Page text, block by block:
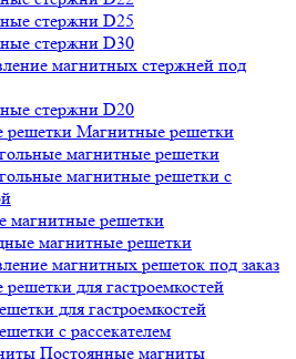
стержни D25
стержни D30
магнитных стержней под
стержни D20
Магнитные решетки
магнитные решетки
магнитные решетки с
магнитные решетки
магнитные решетки
магнитных решеток под заказ
для гастроемкостей
с рассекателем
Постоянные магниты